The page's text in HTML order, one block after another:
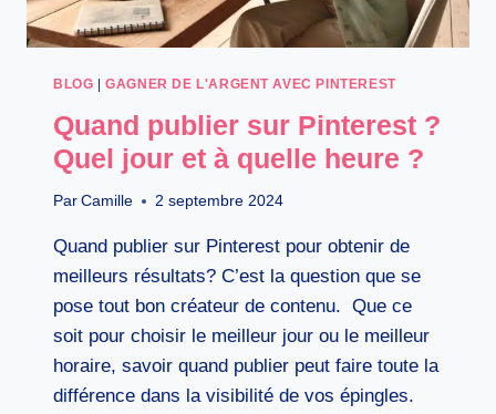
BLOG |GAGNER DE L'ARGENT AVEC PINTEREST
Quand publier sur Pinterest ?
Quel jour et à quelle heure ?
Par Camille 2 septembre 2024
Quand publier sur Pinterest pour obtenir de
meilleurs résultats? C’est la question que se
pose tout bon créateur de contenu. Que ce
soit pour choisir le meilleur jour ou le meilleur
horaire, savoir quand publier peut faire toute la
différence dans la visibilité de vos épingles.